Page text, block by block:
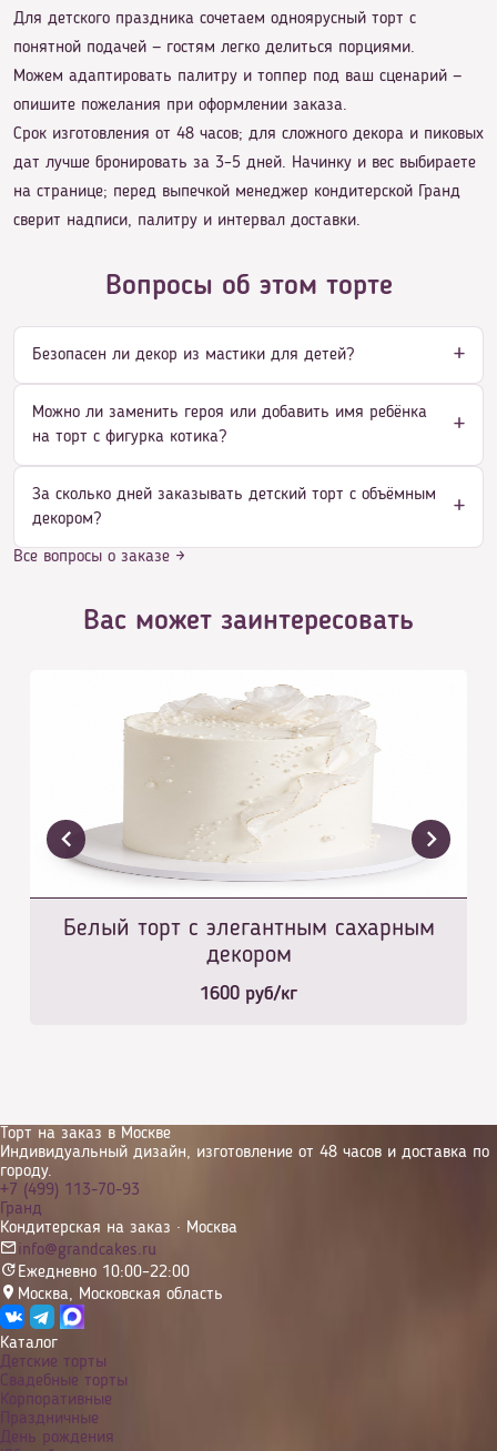
Для детского праздника сочетаем одноярусный торт с
понятной подачей — гостям легко делиться порциями.
Можем адаптировать палитру и топпер под ваш сценарий —
опишите пожелания при оформлении заказа.
Срок изготовления от 48 часов; для сложного декора и пиковых
дат лучше бронировать за 3–5 дней. Начинку и вес выбираете
на странице; перед выпечкой менеджер кондитерской Гранд
сверит надписи, палитру и интервал доставки.
Вопросы об этом торте
Безопасен ли декор из мастики для детей?
Можно ли заменить героя или добавить имя ребёнка
на торт с фигурка котика?
За сколько дней заказывать детский торт с объёмным
декором?
Все вопросы о заказе →
Вас может заинтересовать
Белый торт с элегантным сахарным
декором
1600 руб/кг
Торт на заказ в Москве
Индивидуальный дизайн, изготовление от 48 часов и доставка по
городу.
+7 (499) 113-70-93
Гранд
Кондитерская на заказ · Москва
info@grandcakes.ru
Ежедневно 10:00–22:00
Москва, Московская область
Каталог
Детские торты
Свадебные торты
Корпоративные
Праздничные
День рождения